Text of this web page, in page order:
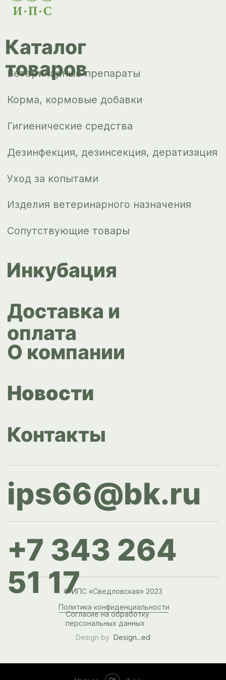
ips66@bk.ru
+7 343 264
51 17
Инкубация
Доставка и
оплата
О компании
Контакты
Изделия ветеринарного назначения
Согласие на обработку
персональных данных
Новости